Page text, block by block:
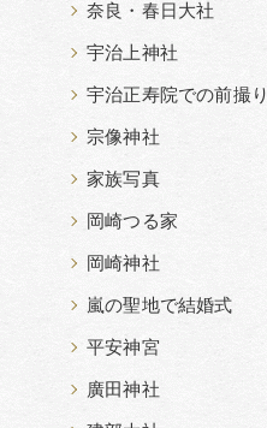
奈良・春日大社
宇治上神社
宇治正寿院での前撮り
宗像神社
家族写真
岡崎つる家
岡崎神社
嵐の聖地で結婚式
平安神宮
廣田神社